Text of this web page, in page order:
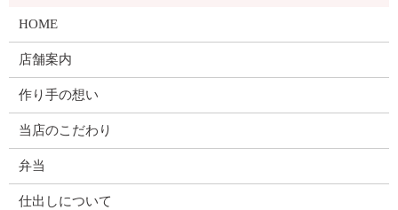
HOME
店舗案内
作り手の想い
当店のこだわり
弁当
仕出しについて